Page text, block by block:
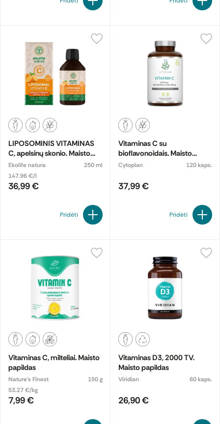
LIPOSOMINIS VITAMINAS
C, apelsinų skonio. Maisto
papildas
Ekolife natura
250 ml
147.96 €/l
36,99 €
Pridėti
Vitaminas C su
bioflavonoidais. Maisto
papildas
Cytoplan 120 kaps.
37,99 €
Pridėti
Vitaminas C, milteliai. Maisto
papildas
Nature's Finest
150 g
53.27 €/kg
7,99 €
Vitaminas D3, 2000 TV.
Maisto papildas
Viridian 60 kaps.
26,90 €